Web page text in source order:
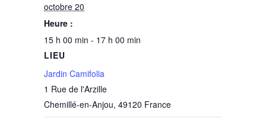
octobre 20
Heure :
15 h 00 min - 17 h 00 min
LIEU
Jardin Camifolia
1 Rue de l'Arzille
Chemillé-en-Anjou, 49120 France